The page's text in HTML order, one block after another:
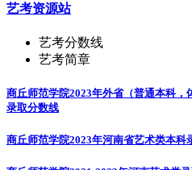
艺考资源站
艺考分数线
艺考简章
商丘师范学院2023年外省（普通本科，
录取分数线
商丘师范学院2023年河南省艺术类本科